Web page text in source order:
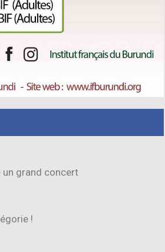
un grand concert
!